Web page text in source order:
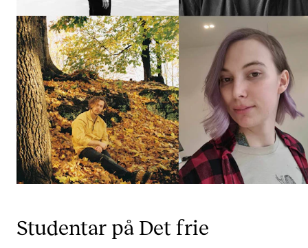
Studentutvalet SUT (student.nmh.no)
FORSKNING
CERM
CREMAH
NordART
Prosjekter
Studentar på Det frie